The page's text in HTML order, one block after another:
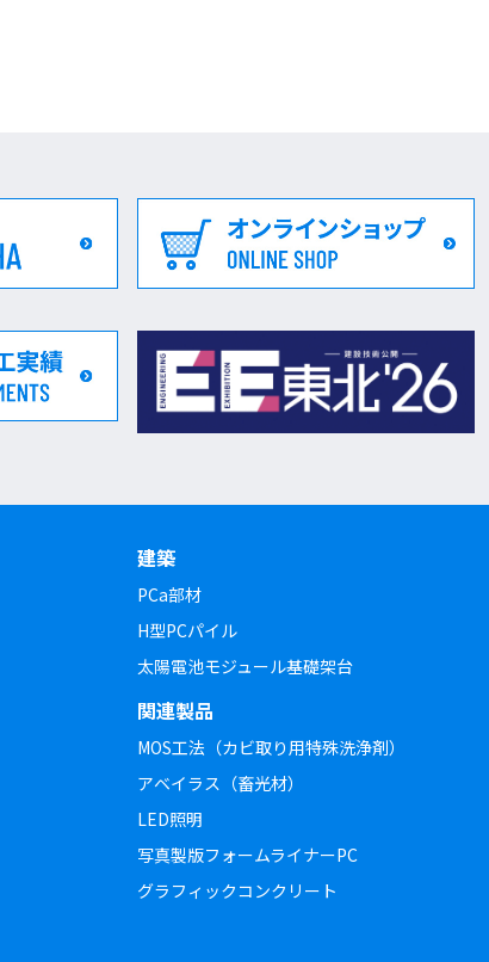
建築
PCa部材
H型PCパイル
太陽電池モジュール基礎架台
関連製品
MOS工法（カビ取り用特殊洗浄剤）
アベイラス（畜光材）
LED照明
写真製版フォームライナーPC
グラフィックコンクリート